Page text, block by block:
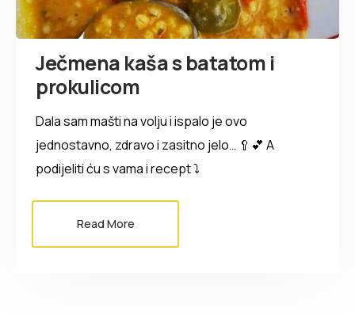
Ječmena kaša s batatom i
prokulicom
Dala sam mašti na volju i ispalo je ovo
jednostavno, zdravo i zasitno jelo… 🥄💕 A
podijeliti ću s vama i recept ⤵️
Read More